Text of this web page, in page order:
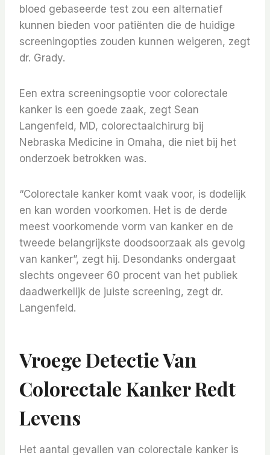
bloed gebaseerde test zou een alternatief
kunnen bieden voor patiënten die de huidige
screeningopties zouden kunnen weigeren, zegt
dr. Grady.
Een extra screeningsoptie voor colorectale
kanker is een goede zaak, zegt Sean
Langenfeld, MD, colorectaalchirurg bij
Nebraska Medicine in Omaha, die niet bij het
onderzoek betrokken was.
“Colorectale kanker komt vaak voor, is dodelijk
en kan worden voorkomen. Het is de derde
meest voorkomende vorm van kanker en de
tweede belangrijkste doodsoorzaak als gevolg
van kanker”, zegt hij. Desondanks ondergaat
slechts ongeveer 60 procent van het publiek
daadwerkelijk de juiste screening, zegt dr.
Langenfeld.
Vroege Detectie Van
Colorectale Kanker Redt
Levens
Het aantal gevallen van colorectale kanker is